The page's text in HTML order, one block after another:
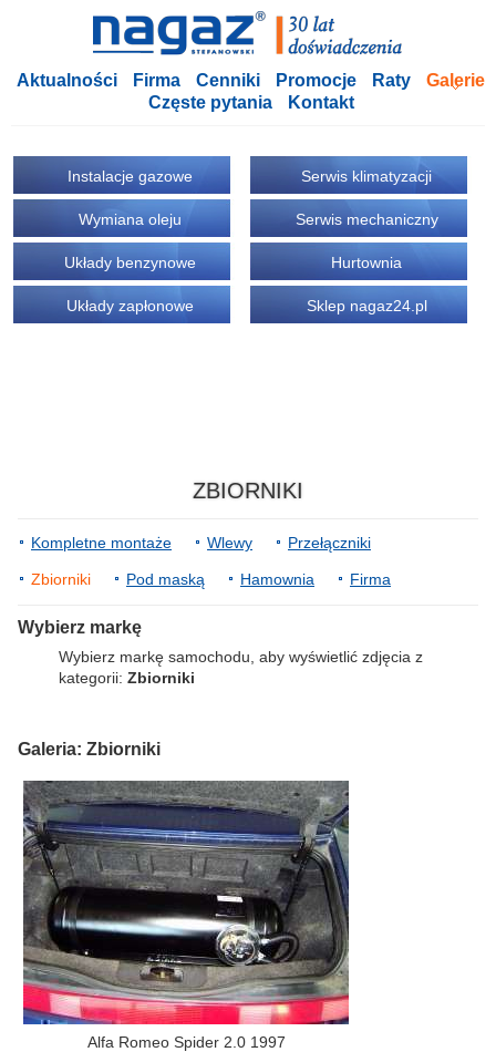
Aktualności Firma Cenniki Promocje Raty
Galerie
Częste pytania
Kontakt
Instalacje gazowe
Wymiana oleju
Układy benzynowe
Układy zapłonowe
Serwis klimatyzacji
Serwis mechaniczny
Hurtownia
Sklep nagaz24.pl
ZBIORNIKI
Kompletne montaże Wlewy Przełączniki
Zbiorniki Pod maską Hamownia Firma
Wybierz markę
Wybierz markę samochodu, aby wyświetlić zdjęcia z
kategorii: Zbiorniki
Galeria: Zbiorniki
Alfa Romeo Spider 2.0 1997